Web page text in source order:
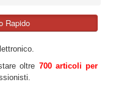
web site.
between
Rapido
oltre 700 articoli per